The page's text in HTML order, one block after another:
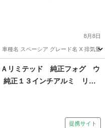
/運転席シートヒーター
8月8日
種名 スペーシア グレード名 X 排気量
車両
Ａリミテッド 純正フォグ ウ
正１３インチアルミ リア
ドアハンドル パイオニア
エアコン 電動格納ミラ
ア アームレスト 天面クリ
提携サイト